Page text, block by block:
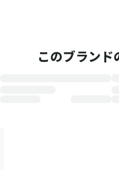
このブランド